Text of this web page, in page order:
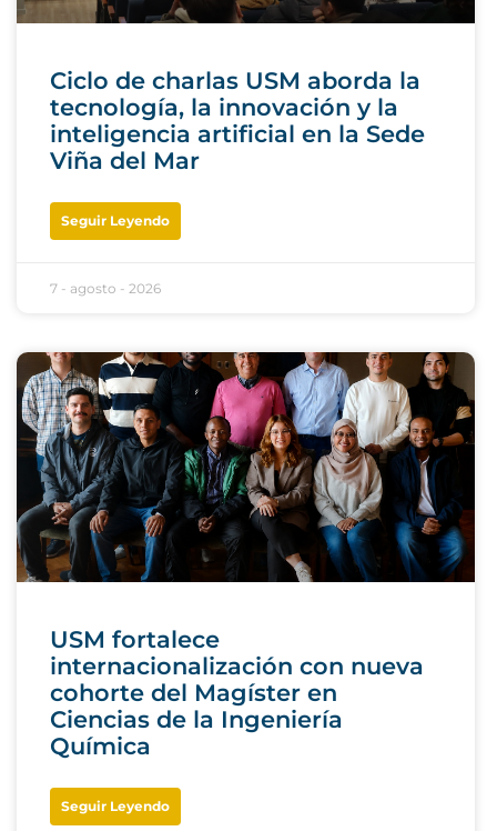
Ciclo de charlas USM aborda la
tecnología, la innovación y la
inteligencia artificial en la Sede
Viña del Mar
Seguir Leyendo
7 - agosto - 2026
USM fortalece
internacionalización con nueva
cohorte del Magíster en
Ciencias de la Ingeniería
Química
Seguir Leyendo